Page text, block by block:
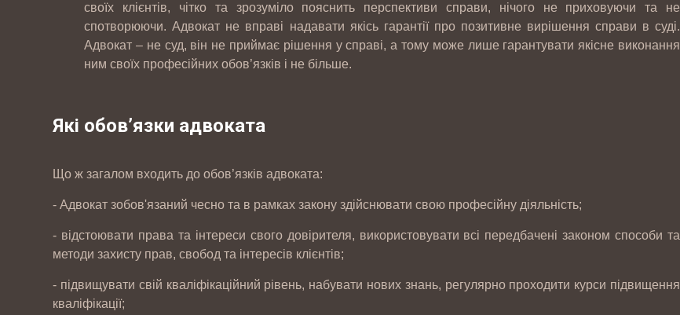
своїх клієнтів, чітко та зрозуміло пояснить перспективи справи, нічого не приховуючи та не
спотворюючи. Адвокат не вправі надавати якісь гарантії про позитивне вирішення справи в суді.
Адвокат – не суд, він не приймає рішення у справі, а тому може лише гарантувати якісне виконання
ним своїх професійних обов’язків і не більше.
Які обов’язки адвоката
Що ж загалом входить до обов’язків адвоката:
- Адвокат зобов'язаний чесно та в рамках закону здійснювати свою професійну діяльність;
- відстоювати права та інтереси свого довірителя, використовувати всі передбачені законом способи та
методи захисту прав, свобод та інтересів клієнтів;
- підвищувати свій кваліфікаційний рівень, набувати нових знань, регулярно проходити курси підвищення
кваліфікації;